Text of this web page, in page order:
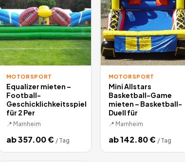
MOTORSPORT
Equalizer mieten –
Football-
Geschicklichkeitsspiel
für 2 Per
📍 Marnheim
ab357.00€ / Tag
MOTORSPORT
Mini Allstars
Basketball-Game
mieten – Basketball-
Duell für
📍 Marnheim
ab142.80€ / Tag